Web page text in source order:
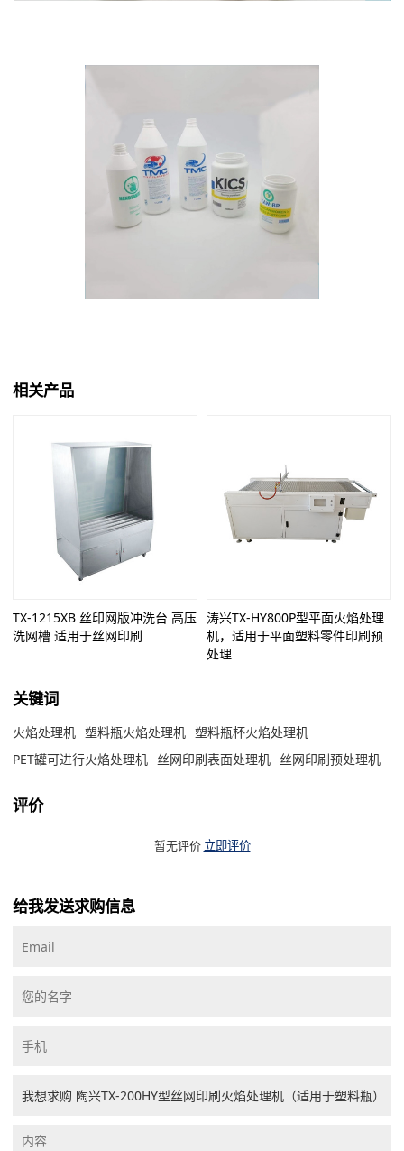
相关产品
TX-1215XB 丝印网版冲洗台 高压
洗网槽 适用于丝网印刷
涛兴TX-HY800P型平面火焰处理
机，适用于平面塑料零件印刷预
处理
关键词
火焰处理机 塑料瓶火焰处理机 塑料瓶杯火焰处理机
PET罐可进行火焰处理机 丝网印刷表面处理机 丝网印刷预处理机
评价
暂无评价 立即评价
给我发送求购信息